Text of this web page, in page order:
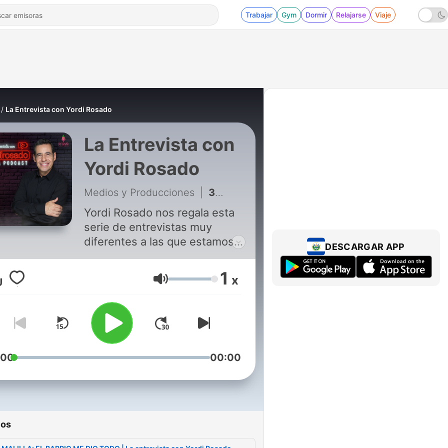
Trabajar Gym Dormir Relajarse Viaje
La Entrevista con Yordi Rosado
La Entrevista con
Yordi Rosado
Medios y Producciones 311 - EL MALILLA: EL BARRIO ME DIO TODO | La entrevista con Yordi Rosado
Yordi Rosado nos regala esta
serie de entrevistas muy
diferentes a las que estamos
acostumbrados. Divertidas,
polémicas, emotivas, pero
sobre todo muy adictivas.
Volumen 1 x
00:00
DESCARGAR APP